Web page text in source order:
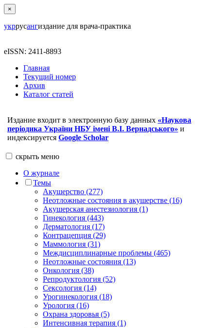
×
укррусангиздание для врача-практика
eISSN: 2411-8893
Главная
Текущий номер
Архив
Каталог статей
Издание входит в электронную базу данных «Наукова
періодика України НБУ імені В.І. Вернадського» и
индексируется Google Scholar
скрыть меню
О журнале
Темы
Акушерство (277)
Неотложные состояния в акушерстве (16)
Акушерская анестезиология (1)
Гинекология (443)
Дерматология (17)
Контрацепция (29)
Маммология (31)
Междисциплинарные проблемы (465)
Неотложные состояния (13)
Онкология (38)
Репродуктология (52)
Сексология (14)
Урогинекология (18)
Урология (16)
Охрана здоровья (5)
Интенсивная терапия (1)